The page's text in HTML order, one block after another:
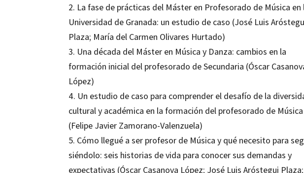
2. La fase de prácticas del Máster en Profesorado de Música en
Universidad de Granada: un estudio de caso (José Luis
Plaza; María del Carmen Olivares Hurtado)
3. Una década del Máster en Música y Danza: cambios en la
formación inicial del profesorado de Secundaria (Óscar
López)
4. Un estudio de caso para comprender el desafío de la
cultural y académica en la formación del profesorado de Música
(Felipe Javier Zamorano-Valenzuela)
5. Cómo llegué a ser profesor de Música y qué necesito para
siéndolo: seis historias de vida para conocer sus demandas y
expectativas (Óscar Casanova López; José Luis Aróstegui Plaza;